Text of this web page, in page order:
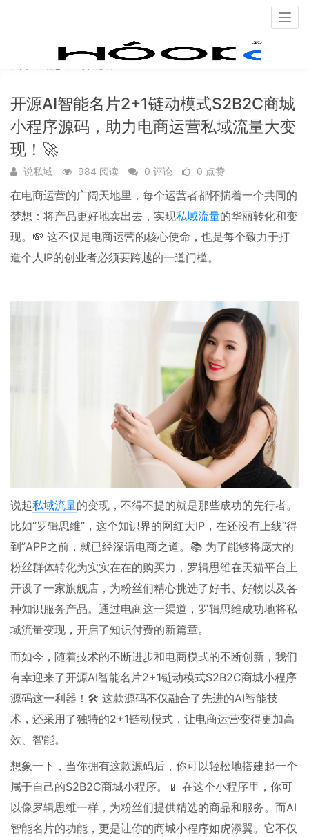
开源AI智能名片2+1链动模式S2B2C商城
小程序源码，助力电商运营私域流量大变
现！🚀
说私域 984 阅读 0 评论 0 点赞
在电商运营的广阔天地里，每个运营者都怀揣着一个共同的
梦想：将产品更好地卖出去，实现私域流量的华丽转化和变
现。💸 这不仅是电商运营的核心使命，也是每个致力于打
造个人 IP的创业者必须要跨越的一道门槛。
说起私域流量的变现，不得不提的就是那些成功的先行者。
比如“罗辑思维”，这个知识界的网红大IP ，在还没有上线“得
到”APP之前，就已经深谙电商之道。📚 为了能够将庞大的
粉丝群体转化为实实在在的购买力，罗辑思维在天猫平台上
开设了一家旗舰店，为粉丝们精心挑选了好书、好物以及各
种知识服务产品。通过电商这一渠道，罗辑思维成功地将私
域流量变现，开启了知识付费的新篇章。
而如今，随着技术的不断进步和电商模式的不断创新，我们
有幸迎来了开源AI智能名片2+1链动模式S2B2C商城小程序
源码这一利器！🛠 这款源码不仅融合了先进的AI智能技
术，还采用了独特的2+1链动模式，让电商运营变得更加高
效、智能。
想象一下，当你拥有这款源码后，你可以轻松地搭建起一个
属于自己的S2B2C商城小程序。📱 在这个小程序里，你可
以像罗辑思维一样，为粉丝们提供精选的商品和服务。而AI
智能名片的功能，更是让你的商城小程序如虎添翼。它不仅